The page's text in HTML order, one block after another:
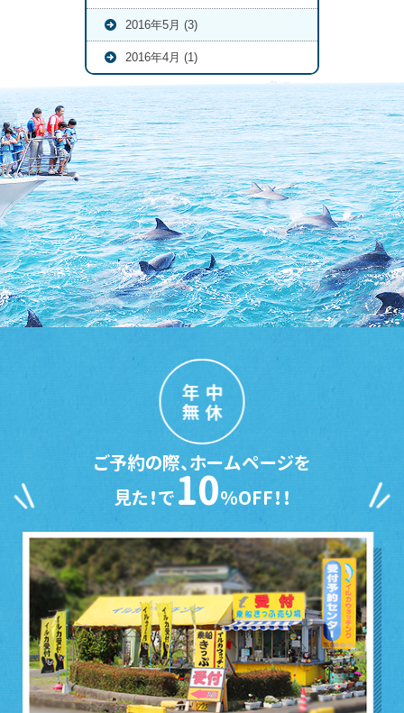
2016年5月 (3)
2016年4月 (1)
年中
無休
ご予約の際、ホームページを
見た！で10％OFF！！